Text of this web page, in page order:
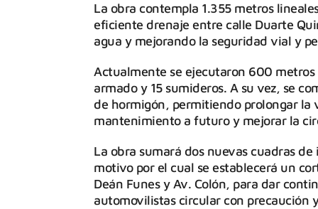
La obra contempla 1.355 metros
eficiente drenaje entre calle Duarte
agua y mejorando la seguridad vial y
Actualmente se ejecutaron 600
armado y 15 sumideros. A su vez, se
de hormigón, permitiendo prolongar la
mantenimiento a futuro y mejorar la
La obra sumará dos nuevas cuadras
motivo por el cual se establecerá un
Deán Funes y Av. Colón, para dar
automovilistas circular con precaución